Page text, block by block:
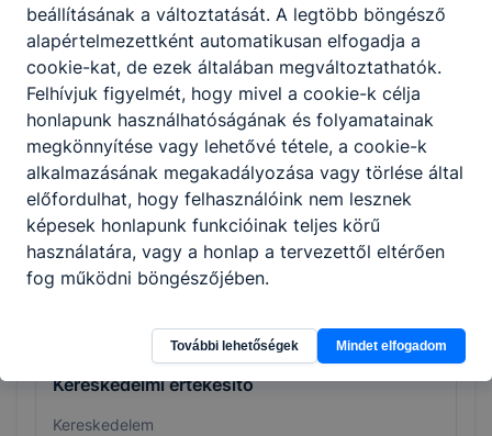
Informatikai rendszer- és alkalmazás-
üzemeltető technikus
Informatika és távközlés
Tovább
Kereskedelmi értékesítő
Kereskedelem
beállításának a változtatását. A legtöbb böngésző
alapértelmezettként automatikusan elfogadja a
cookie-kat, de ezek általában megváltoztathatók.
Felhívjuk figyelmét, hogy mivel a cookie-k célja
honlapunk használhatóságának és folyamatainak
megkönnyítése vagy lehetővé tétele, a cookie-k
alkalmazásának megakadályozása vagy törlése által
előfordulhat, hogy felhasználóink nem lesznek
képesek honlapunk funkcióinak teljes körű
használatára, vagy a honlap a tervezettől eltérően
fog működni böngészőjében.
További lehetőségek Mindet elfogadom